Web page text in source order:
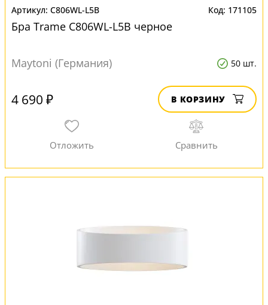
C806WL-L5B 171105
Бра Trame C806WL-L5B черное
Maytoni (Германия) 50 шт.
4 690 ₽ В КОРЗИНУ